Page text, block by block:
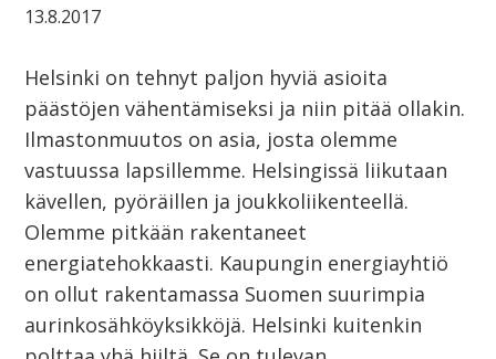
13.8.2017
Helsinki on tehnyt paljon hyviä asioita
päästöjen vähentämiseksi ja niin pitää ollakin.
Ilmastonmuutos on asia, josta olemme
vastuussa lapsillemme. Helsingissä liikutaan
kävellen, pyöräillen ja joukkoliikenteellä.
Olemme pitkään rakentaneet
energiatehokkaasti. Kaupungin energiayhtiö
on ollut rakentamassa Suomen suurimpia
aurinkosähköyksikköjä. Helsinki kuitenkin